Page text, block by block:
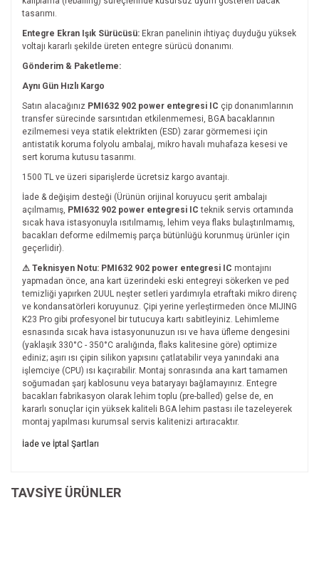
tasarımı.
Entegre Ekran Işık Sürücüsü: Ekran panelinin ihtiyaç duyduğu yüksek
voltajı kararlı şekilde üreten entegre sürücü donanımı.
Gönderim & Paketleme:
Aynı Gün Hızlı Kargo
Satın alacağınız PMI632 902 power entegresi IC çip donanımlarının
transfer sürecinde sarsıntıdan etkilenmemesi, BGA bacaklarının
ezilmemesi veya statik elektrikten (ESD) zarar görmemesi için
antistatik koruma folyolu ambalaj, mikro havalı muhafaza kesesi ve
sert koruma kutusu tasarımı.
1500 TL ve üzeri siparişlerde ücretsiz kargo avantajı.
İade & değişim desteği (Ürünün orijinal koruyucu şerit ambalajı
açılmamış, PMI632 902 power entegresi IC teknik servis ortamında
sıcak hava istasyonuyla ısıtılmamış, lehim veya flaks bulaştırılmamış,
bacakları deforme edilmemiş parça bütünlüğü korunmuş ürünler için
geçerlidir).
⚠ Teknisyen Notu: PMI632 902 power entegresi IC montajını
yapmadan önce, ana kart üzerindeki eski entegreyi sökerken ve ped
temizliği yapırken 2UUL neşter setleri yardımıyla etraftaki mikro direnç
ve kondansatörleri koruyunuz. Çipi yerine yerleştirmeden önce MIJING
K23 Pro gibi profesyonel bir tutucuya kartı sabitleyiniz. Lehimleme
esnasında sıcak hava istasyonunuzun ısı ve hava üfleme dengesini
(yaklaşık 330°C - 350°C aralığında, flaks kalitesine göre) optimize
ediniz; aşırı ısı çipin silikon yapısını çatlatabilir veya yanındaki ana
işlemciye (CPU) ısı kaçırabilir. Montaj sonrasında ana kart tamamen
soğumadan şarj kablosunu veya bataryayı bağlamayınız. Entegre
bacakları fabrikasyon olarak lehim toplu (pre-balled) gelse de, en
kararlı sonuçlar için yüksek kaliteli BGA lehim pastası ile tazeleyerek
montaj yapılması kurumsal servis kalitenizi artıracaktır.
Bu ürünün fiyat bilgisi, resim, ürün açıklamalarında ve diğer
Görüş ve önerileriniz için teşekkür ederiz.
İade ve İptal Şartları
TAVSİYE ÜRÜNLER